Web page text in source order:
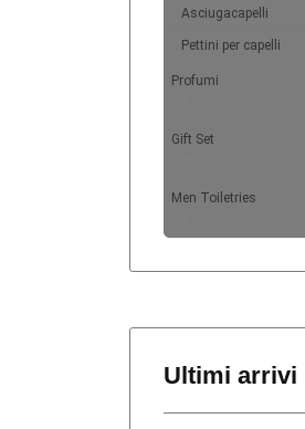
Asciugacapelli
Pettini per capelli
Profumi
Gift Set
Men Toiletries
Ultimi arrivi